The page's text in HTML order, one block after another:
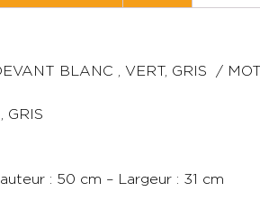
BLANC , VERT, GRIS /
GRIS
: 50 cm – Largeur : 31 cm